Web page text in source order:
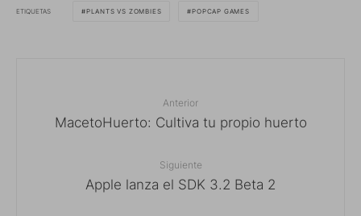
ETIQUETAS PLANTS VS ZOMBIES POPCAP GAMES
Anterior
MacetoHuerto: Cultiva tu propio huerto
Siguiente
Apple lanza el SDK 3.2 Beta 2